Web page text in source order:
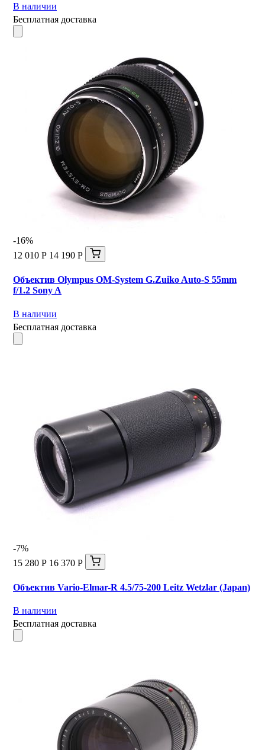
В наличии
Бесплатная доставка
-16%
12 010 Р 14 190 Р
Объектив Olympus OM-System G.Zuiko Auto-S 55mm
f/1.2 Sony A
В наличии
Бесплатная доставка
-7%
15 280 Р 16 370 Р
Объектив Vario-Elmar-R 4.5/75-200 Leitz Wetzlar (Japan)
В наличии
Бесплатная доставка